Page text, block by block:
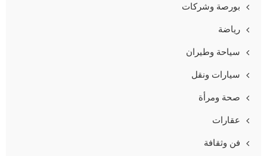
بورصة وشركات
رياضة
سياحة وطيران
سيارات ونقل
صحة ومرأة
عقارات
فن وثقافة